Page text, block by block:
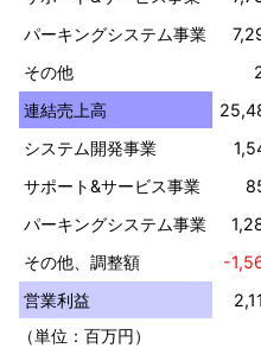
パーキングシステム事業
その他
連結売上高
システム開発事業
サポート&サービス事業
パーキングシステム事業
その他、調整額
-
営業利益
（単位：百万円）